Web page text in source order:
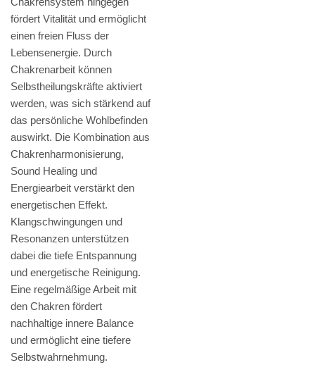
fördert Vitalität und ermöglicht
einen freien Fluss der
Lebensenergie. Durch
Chakrenarbeit können
Selbstheilungskräfte aktiviert
werden, was sich stärkend auf
das persönliche Wohlbefinden
auswirkt. Die Kombination aus
Chakrenharmonisierung,
Sound Healing und
Energiearbeit verstärkt den
energetischen Effekt.
Klangschwingungen und
Resonanzen unterstützen
dabei die tiefe Entspannung
und energetische Reinigung.
Eine regelmäßige Arbeit mit
den Chakren fördert
nachhaltige innere Balance
und ermöglicht eine tiefere
Selbstwahrnehmung.